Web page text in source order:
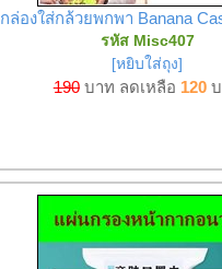
กล่องใส่กล้วยพกพา Banana
รหัส Misc407
[หยิบใส่ถุง]
190บาท ลดเหลือ 120บ